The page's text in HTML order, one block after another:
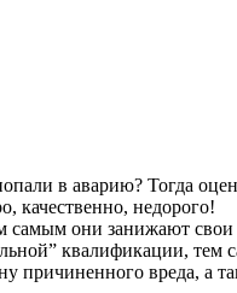
в аварию? Тогда
качественно, недорого!
самым они занижают
квалификации, тем
причиненного вреда, а